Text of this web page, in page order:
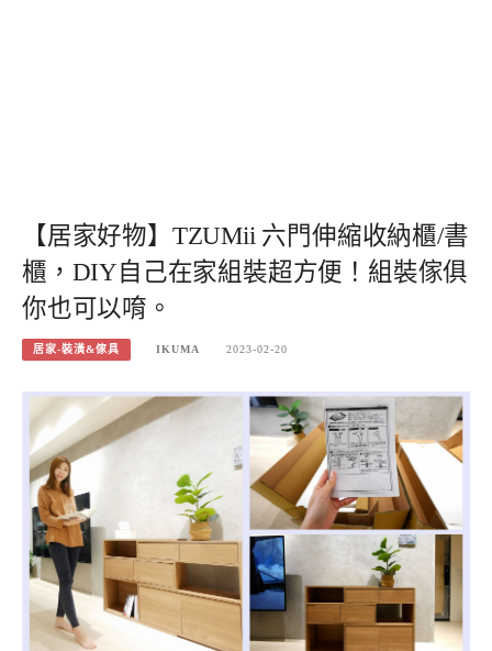
【居家好物】TZUMii 六門伸縮收納櫃/書
櫃，DIY自己在家組裝超方便！組裝傢俱
你也可以唷。
居家-裝潢&傢具 IKUMA 2023-02-20